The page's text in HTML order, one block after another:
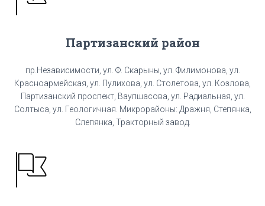
Партизанский район
пр.Независимости, ул. Ф. Скарыны, ул. Филимонова, ул.
Красноармейская, ул. Пулихова, ул. Столетова, ул. Козлова,
Партизанский проспект, Ваупшасова, ул. Радиальная, ул.
Солтыса, ул. Геологичная. Микрорайоны: Дражня, Степянка,
Слепянка, Тракторный завод.